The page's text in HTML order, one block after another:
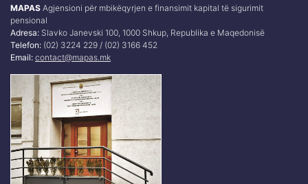
MAPAS Agjensioni për mbikëqyrjen e finansimit kapital të sigurimit
pensional
Adresa: Slavko Janevski 100, 1000 Shkup, Republika e Maqedonisë
Telefon: (02) 3224 229 / (02) 3166 452
Email: contact@mapas.mk